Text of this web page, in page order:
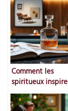
Comment les
spiritueux
design